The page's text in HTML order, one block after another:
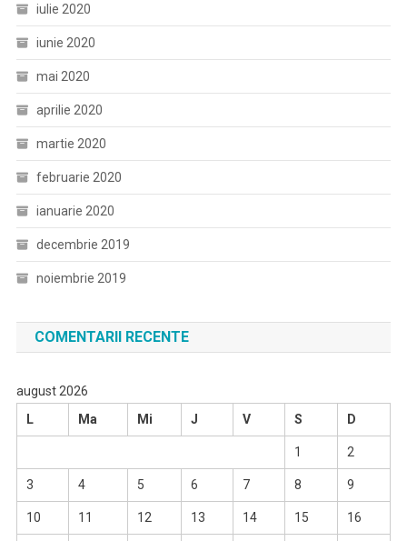
iulie 2020
iunie 2020
mai 2020
aprilie 2020
martie 2020
februarie 2020
ianuarie 2020
decembrie 2019
noiembrie 2019
COMENTARII RECENTE
august 2026
L
Ma Mi J V S D
1 2
3 4 5 6 7 8 9
10 11 12 13 14 15 16